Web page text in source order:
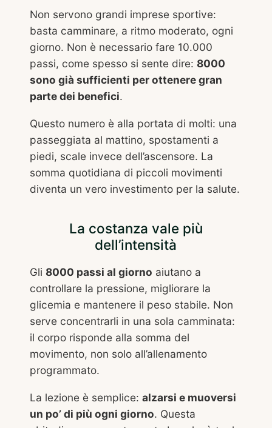
Non servono grandi imprese sportive:
basta camminare, a ritmo moderato, ogni
giorno. Non è necessario fare 10.000
passi, come spesso si sente dire: 8000
sono già sufficienti per ottenere gran
parte dei benefici.
Questo numero è alla portata di molti: una
passeggiata al mattino, spostamenti a
piedi, scale invece dell’ascensore. La
somma quotidiana di piccoli movimenti
diventa un vero investimento per la salute.
La costanza vale più
dell’intensità
Gli 8000 passi al giorno aiutano a
controllare la pressione, migliorare la
glicemia e mantenere il peso stabile. Non
serve concentrarli in una sola camminata:
il corpo risponde alla somma del
movimento, non solo all’allenamento
programmato.
La lezione è semplice: alzarsi e muoversi
un po’ di più ogni giorno. Questa